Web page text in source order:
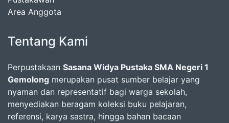
Area Anggota
Tentang Kami
Perpustakaan Sasana Widya Pustaka SMA Negeri 1
Gemolong merupakan pusat sumber belajar yang
nyaman dan representatif bagi warga sekolah,
menyediakan beragam koleksi buku pelajaran,
referensi, karya sastra, hingga bahan bacaan